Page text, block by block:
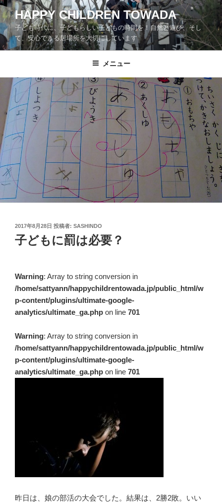
コ
ン
テ
ン
ツ
ス
プ
HAPPY CHILDREN TOWADA
子ども時代に、子どもらしい子どもの時間を！自然と遊び、そし
て、安心できる居場所を大切にしています
メニュー
投
稿
日:
2017年8月28日 投稿者: SASHINDO
子どもに罰は必要？
Warning: Array to string conversion in
/home/sattyann/happychildrentowada.jp/public_html/w
p-content/plugins/ultimate-google-
analytics/ultimate_ga.php on line 701
Warning: Array to string conversion in
/home/sattyann/happychildrentowada.jp/public_html/w
p-content/plugins/ultimate-google-
analytics/ultimate_ga.php on line 701
昨日は、娘の部活の大会でした。結果は、2勝2敗。いい